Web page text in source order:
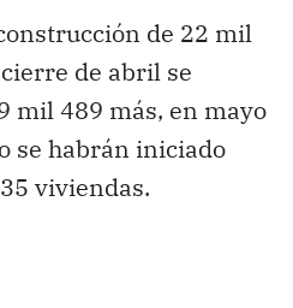
de 22 mil
de abril se
mil 489 más, en mayo
se habrán iniciado
viviendas.